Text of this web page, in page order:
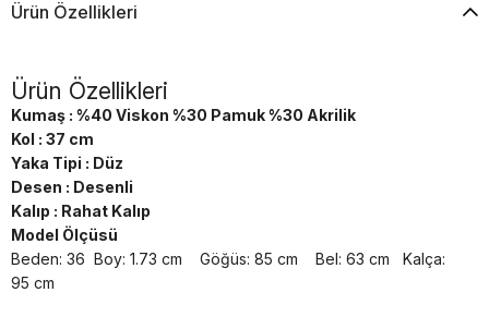
Ürün Özellikleri
Ürün Özellikleri
Kumaş : %40 Viskon %30 Pamuk %30 Akrilik
Kol : 37 cm
Yaka Tipi : Düz
Desen : Desenli
Kalıp : Rahat Kalıp
Model Ölçüsü
Beden: 36 Boy: 1.73 cm Göğüs: 85 cm Bel: 63 cm Kalça:
95 cm